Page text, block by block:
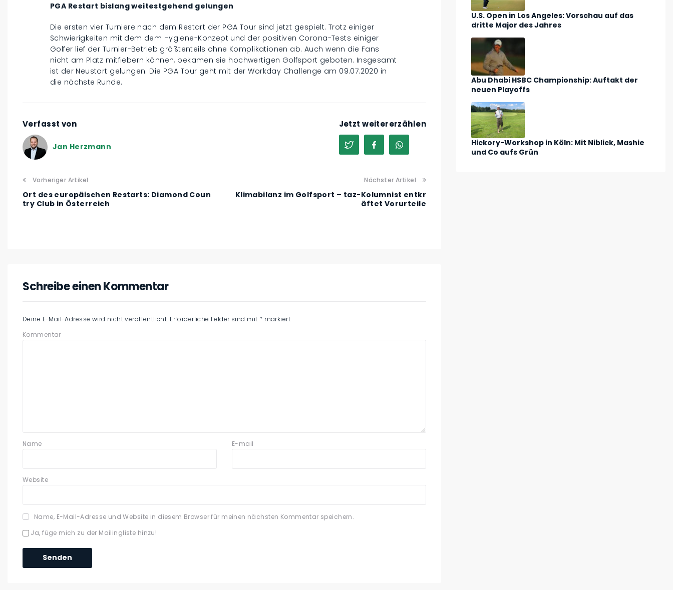
PGA Restart bislang weitestgehend gelungen
Die ersten vier Turniere nach dem Restart der PGA Tour sind jetzt gespielt. Trotz einiger
Schwierigkeiten mit dem dem Hygiene-Konzept und der positiven Corona-Tests einiger
Golfer lief der Turnier-Betrieb größtenteils ohne Komplikationen ab. Auch wenn die Fans
nicht am Platz mitfiebern können, bekamen sie hochwertigen Golfsport geboten. Insgesamt
ist der Neustart gelungen. Die PGA Tour geht mit der Workday Challenge am 09.07.2020 in
die nächste Runde.
Verfasst von
Jan Herzmann
Jetzt weitererzählen
Vorheriger Artikel
Ort des europäischen Restarts: Diamond Coun
try Club in Österreich
Nächster Artikel
Klimabilanz im Golfsport – taz-Kolumnist entkr
äftet Vorurteile
Schreibe einen Kommentar
Deine E-Mail-Adresse wird nicht veröffentlicht. Erforderliche Felder sind mit * markiert
Kommentar
Name E-mail
Website
Name, E-Mail-Adresse und Website in diesem Browser für meinen nächsten Kommentar speichern.
Ja, füge mich zu der Mailingliste hinzu!
U.S. Open in Los Angeles: Vorschau auf das
dritte Major des Jahres
Abu Dhabi HSBC Championship: Auftakt der
neuen Playoffs
Hickory-Workshop in Köln: Mit Niblick, Mashie
und Co aufs Grün